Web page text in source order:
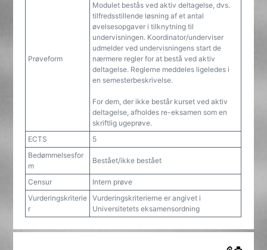
Prøveform
Modulet bestås ved aktiv deltagelse, dvs.
tilfredsstillende løsning af et antal
øvelsesopgaver i tilknytning til
undervisningen. Koordinator/underviser
udmelder ved undervisningens start de
nærmere regler for at bestå ved aktiv
deltagelse. Reglerne meddeles ligeledes i
en semesterbeskrivelse.
For dem, der ikke består kurset ved aktiv
deltagelse, afholdes re-eksamen som en
skriftlig ugeprøve.
ECTS
5
Bedømmelsesfor
m
Bestået/ikke bestået
Censur
Intern prøve
Vurderingskriterie
r
Vurderingskriterierne er angivet i
Universitetets eksamensordning